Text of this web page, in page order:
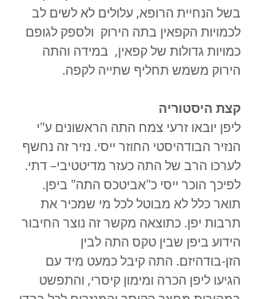
בשל הנחיית הרופא, עלולים לא לשים לב
לכמויות הקפאין בתה הירוק  ולספק לגופם
כמויות גדולות של קפאין,  במידה והתה
הירוק משמש תחליף שתייה לקפה.
קצת היסטוריה
ליפן יובאו זרעי צמח התה הראשונים ע"י
הנזיר הבודהיסטי החוזר ייסי. נזיר זה נחשף
לערכו הרב של התה כעזר מדיטטיבי– דתי.
לפיכך הוכר ייסי כ"אביטכס התה" ביפן.
תואר כלל לא מבוטל לכל מי שמכיר את
תרבות יפן. כתוצאה מקשר זה נוצר החיבור
הידוע ביפן שבין טקס התה לבין
הזן-בודהיזם. התה קיבל כמעט מיד עם
הגיעו ליפן הכרה ומימון קיסרי, והתפשט